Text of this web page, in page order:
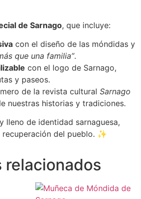
de Sarnago, que incluye:
con el diseño de las móndidas y
que una familia”.
con el logo de Sarnago,
y paseos.
de la revista cultural Sarnago
nuestras historias y tradiciones.
lleno de identidad sarnaguesa,
del pueblo. ✨
relacionados